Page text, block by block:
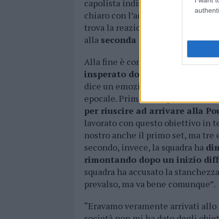
capolista indiscussa del girone,
chiaro con l’ace di Lualdi che
trova la reazione che porta le
alla seconda accelerazione
Alla fine è comunque festa per l’
insperato dopo un inizio
dice un emozionato Emiliano
epocale. Prima della partita di
per riuscire ad arrivare alla
lavorato con questo obiettivo in
nostro anche il primo set, ma tre
secondo, invece, la squadra ha
rimontando dopo un inizio
squadra ha accusato la
prevalso, ma va bene comunque”.
“Eravamo veramente arrivati